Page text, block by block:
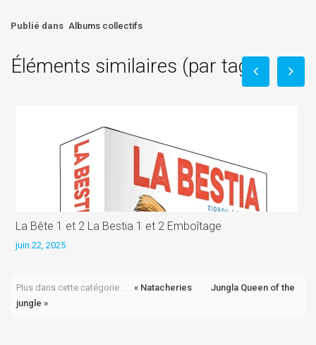
Publié dans Albums collectifs
Éléments similaires (par tag)
La Bête 1 et 2 La Bestia 1 et 2 Emboîtage
juin 22, 2025
Plus dans cette catégorie : « Natacheries
Jungla Queen of the
jungle »